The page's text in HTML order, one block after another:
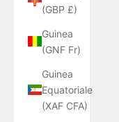
(GBP £)
Guinea
(GNF Fr)
Guinea
Equatoriale
(XAF CFA)